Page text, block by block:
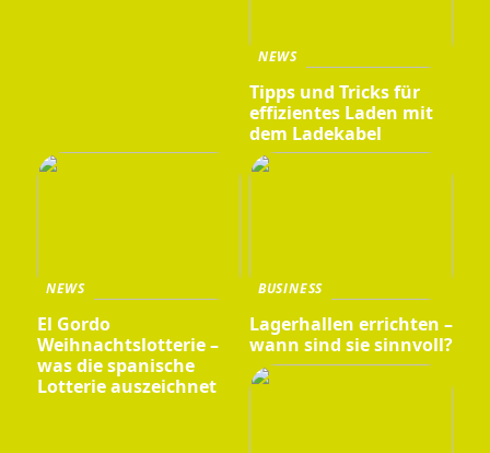
NEWS
Tipps und Tricks für
effizientes Laden mit
dem Ladekabel
NEWS
El Gordo
Weihnachtslotterie –
was die spanische
Lotterie auszeichnet
BUSINESS
Lagerhallen errichten –
wann sind sie sinnvoll?